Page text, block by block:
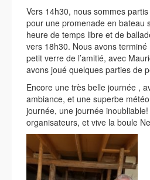
Vers 14h30, nous sommes
pour une promenade en bateau
heure de temps libre et de
vers 18h30. Nous avons terminé
petit verre de l’amitié, avec
avons joué quelques parties de
Encore une très belle journée ,
ambiance, et une superbe
journée, une journée
organisateurs, et vive la boule